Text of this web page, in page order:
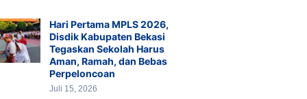
Hari Pertama MPLS 2026,
Disdik Kabupaten Bekasi
Tegaskan Sekolah Harus
Aman, Ramah, dan Bebas
Perpeloncoan
Juli 15, 2026